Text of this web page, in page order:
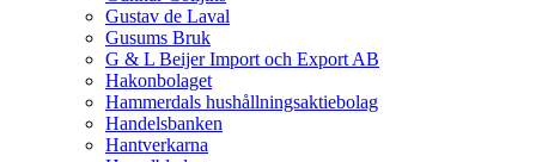
Gustav de Laval
Gusums Bruk
G & L Beijer Import och Export AB
Hakonbolaget
Hammerdals hushållningsaktiebolag
Handelsbanken
Hantverkarna